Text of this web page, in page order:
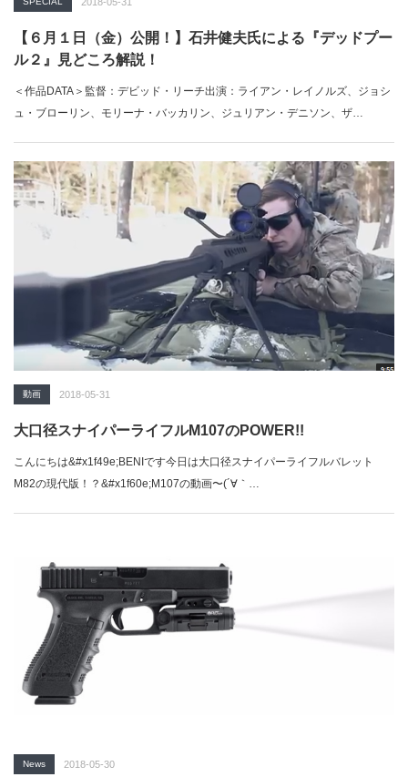
【６月１日（金）公開！】石井健夫氏による『デッドプー
ル２』見どころ解説！
＜作品DATA＞監督：デビッド・リーチ出演：ライアン・レイノルズ、ジョシ
ュ・ブローリン、モリーナ・バッカリン、ジュリアン・デニソン、ザ…
動画 2018-05-31
大口径スナイパーライフルM107のPOWER!!
こんにちは&#x1f49e;BENIです今日は大口径スナイパーライフルバレット
M82の現代版！？&#x1f60e;M107の動画〜(´∀｀…
News 2018-05-30